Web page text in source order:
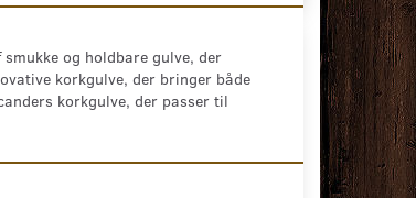
og holdbare gulve, der
korkgulve, der bringer både
korkgulve, der passer til